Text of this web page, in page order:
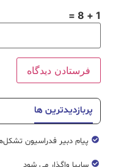
1 + 8 =
پربازدیدترین ها
پیام دبیر فدراسیون